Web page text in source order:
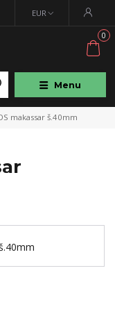
Menu
EUR
0
makassar š.40mm